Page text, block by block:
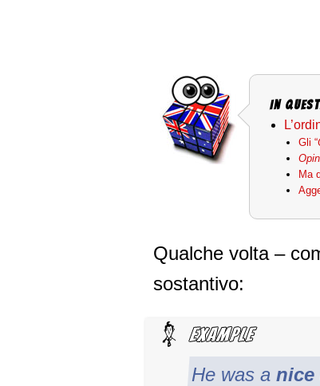
In
Gli “
Ma
Qualche volta –
sostantivo:
He was a nice